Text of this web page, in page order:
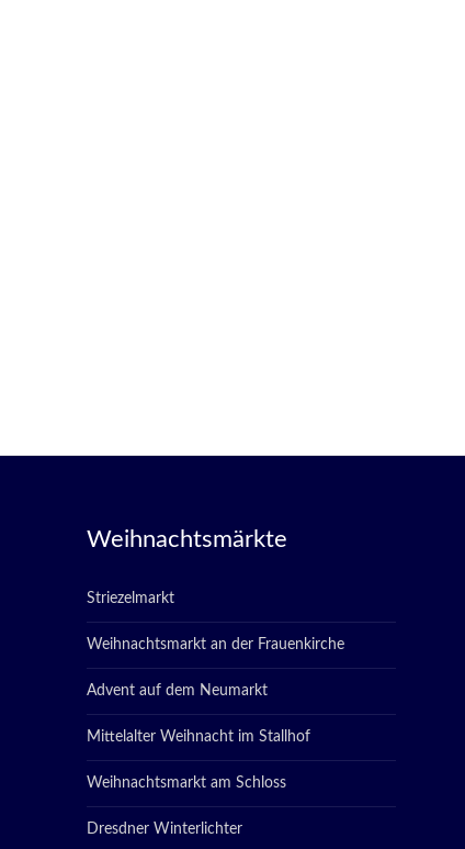
Weihnachtsmärkte
Striezelmarkt
Weihnachtsmarkt an der Frauenkirche
Advent auf dem Neumarkt
Mittelalter Weihnacht im Stallhof
Weihnachtsmarkt am Schloss
Dresdner Winterlichter